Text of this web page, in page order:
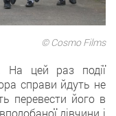
© Cosmo Films
На цей раз події
справи йдуть не
перевести його в
дівчини і